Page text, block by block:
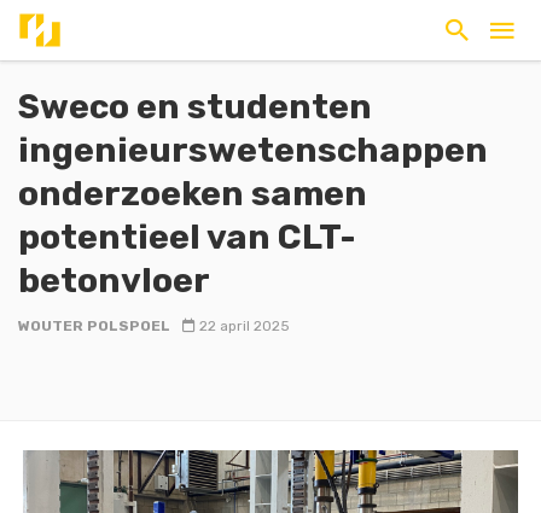
Sweco en studenten
ingenieurswetenschappen
onderzoeken samen
potentieel van CLT-
betonvloer
WOUTER POLSPOEL 22 april 2025